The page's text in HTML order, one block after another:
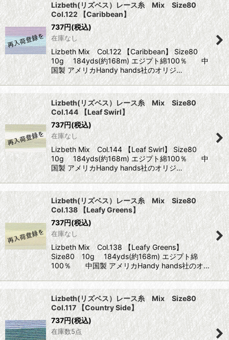
Lizbeth(リズベス）レース糸 Mix Size80
Col.122 【Caribbean】
737円(税込)
在庫なし
Lizbeth Mix Col.122 【Caribbean】 Size80
10g 184yds(約168m) エジプト綿100％ 中
国製 アメリカHandy hands社のオリジ…
Lizbeth(リズベス）レース糸 Mix Size80
Col.144 【Leaf Swirl】
737円(税込)
在庫なし
Lizbeth Mix Col.144 【Leaf Swirl】 Size80
10g 184yds(約168m) エジプト綿100％ 中
国製 アメリカHandy hands社のオリジ…
Lizbeth(リズベス）レース糸 Mix Size80
Col.138 【Leafy Greens】
737円(税込)
在庫なし
Lizbeth Mix Col.138 【Leafy Greens】
Size80 10g 184yds(約168m) エジプト綿
100％ 中国製 アメリカHandy hands社のオ…
Lizbeth(リズベス）レース糸 Mix Size80
Col.117 【Country Side】
737円(税込)
在庫数5点